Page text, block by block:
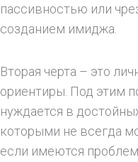
пассивностью или
созданием имиджа.
Вторая черта – это
ориентиры. Под этим
нуждается в
которыми не всегда
если имеются